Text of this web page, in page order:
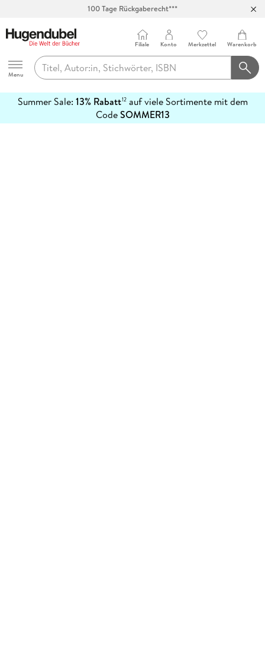
100 Tage Rückgaberecht***
Hugendubel
Menu
Filiale Konto Merkzettel Warenkorb
Summer Sale: 13% Rabatt12auf viele Sortimente mit dem
CodeSOMMER13
erfahren